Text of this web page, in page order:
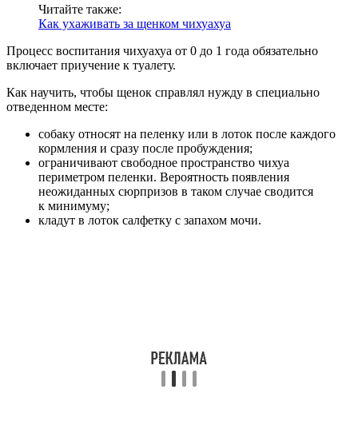
Читайте также:
Как ухаживать за щенком чихуахуа
Процесс воспитания чихуахуа от 0 до 1 года обязательно
включает приучение к туалету.
Как научить, чтобы щенок справлял нужду в специально
отведенном месте:
собаку относят на пеленку или в лоток после каждого
кормления и сразу после пробуждения;
ограничивают свободное пространство чихуа
периметром пеленки. Вероятность появления
неожиданных сюрпризов в таком случае сводится
к минимуму;
кладут в лоток салфетку с запахом мочи.